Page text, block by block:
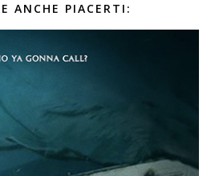
ANCHE PIACERTI: